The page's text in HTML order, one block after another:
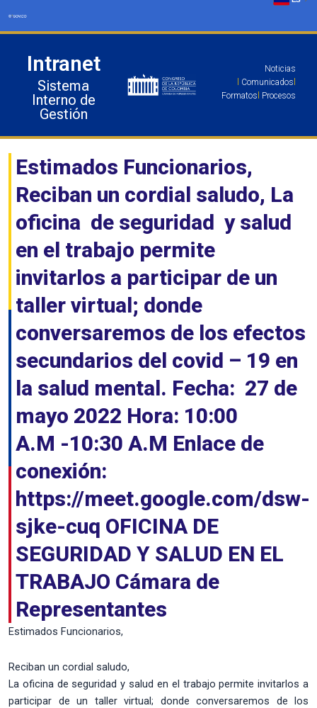
Intranet
Sistema
Interno de
Gestión
Noticias
Comunicados
Formatos Procesos
Estimados Funcionarios,
Reciban un cordial saludo, La
oficina de seguridad y salud
en el trabajo permite
invitarlos a participar de un
taller virtual; donde
conversaremos de los efectos
secundarios del covid – 19 en
la salud mental. Fecha: 27 de
mayo 2022 Hora: 10:00
A.M -10:30 A.M Enlace de
conexión:
https://meet.google.com/dsw-
sjke-cuq OFICINA DE
SEGURIDAD Y SALUD EN EL
TRABAJO Cámara de
Representantes
Estimados Funcionarios,
Reciban un cordial saludo,
La oficina de seguridad y salud en el trabajo permite invitarlos a
participar de un taller virtual; donde conversaremos de los